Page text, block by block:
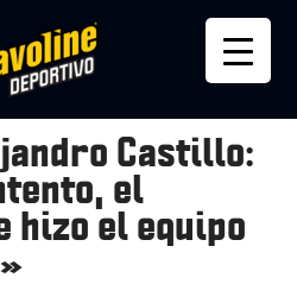
Castillo:
el
hizo el equipo